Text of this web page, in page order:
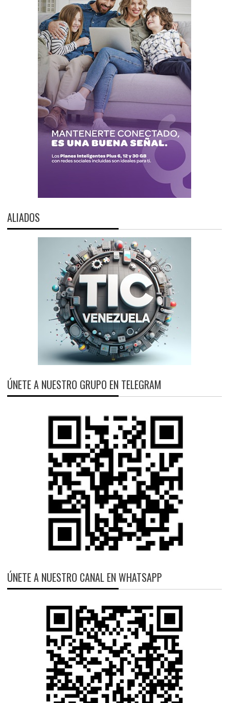
ALIADOS
ÚNETE A NUESTRO GRUPO EN TELEGRAM
ÚNETE A NUESTRO CANAL EN WHATSAPP